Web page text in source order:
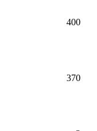
400
370